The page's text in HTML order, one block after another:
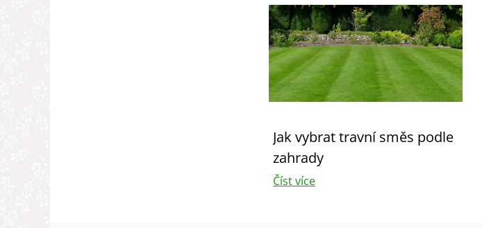
Jak vybrat travní směs podle
zahrady
Číst více